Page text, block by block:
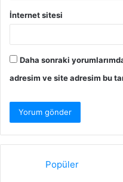
İnternet sitesi
Daha sonraki
adresim ve site adresim bu
Popüler